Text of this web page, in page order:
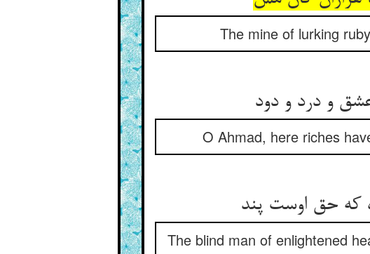
The mine of lurking
و درد و دود
O Ahmad, here riches
که حق اوست پند
The blind man of enlightened